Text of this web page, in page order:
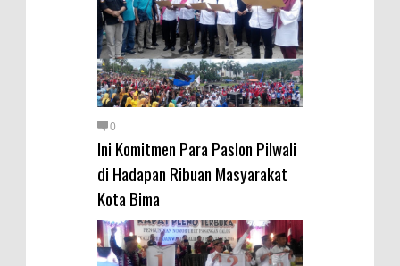
Bakti Sosial Bhayangkara Ke-80,
Satsamapta Polres Bima Bantu
Warga Dena Hadapi Krisis Air
Bersih
Sabu di Tambe, 2 Pria
Diamankan Bersama 23 Poket
SIGAPUAN dan Ikhtiar Kota Bima
Menjemput Korban Kekerasan
0
Ini Komitmen Para Paslon Pilwali
di Hadapan Ribuan Masyarakat
Kota Bima